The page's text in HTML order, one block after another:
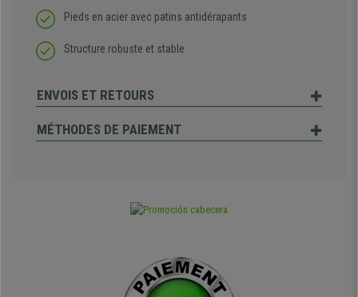
Pieds en acier avec patins antidérapants
Structure robuste et stable
ENVOIS ET RETOURS
MÉTHODES DE PAIEMENT